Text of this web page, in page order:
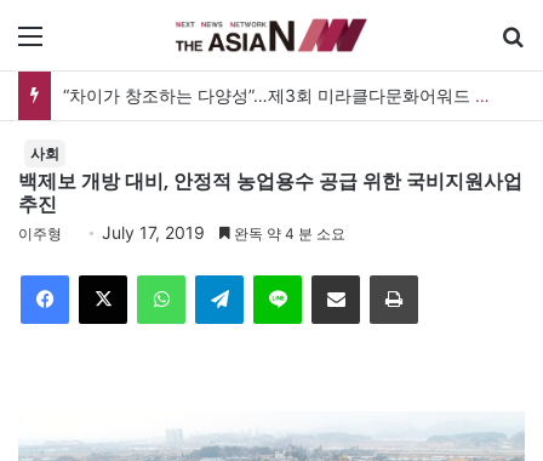
“차이가 창조하는 다양성”…제3회 미라클다문화어워드 시상식
사회
백제보 개방 대비, 안정적 농업용수 공급 위한 국비지원사업
추진
이주형 July 17, 2019 완독 약 4 분 소요
Telegram 이메일